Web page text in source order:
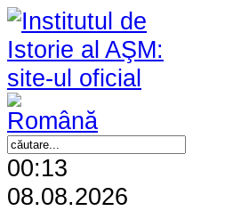
00:13
08.08.2026